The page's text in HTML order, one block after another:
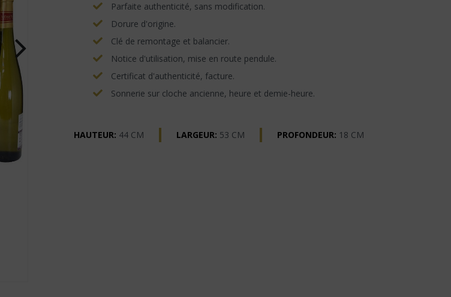
Parfaite authenticité, sans modification.
Dorure d'origine.
Clé de remontage et balancier.
Notice d'utilisation, mise en route pendule.
Certificat d'authenticité, facture.
Sonnerie sur cloche ancienne, heure et demie-heure.
HAUTEUR: 44 CM LARGEUR: 53 CM PROFONDEUR: 18 CM